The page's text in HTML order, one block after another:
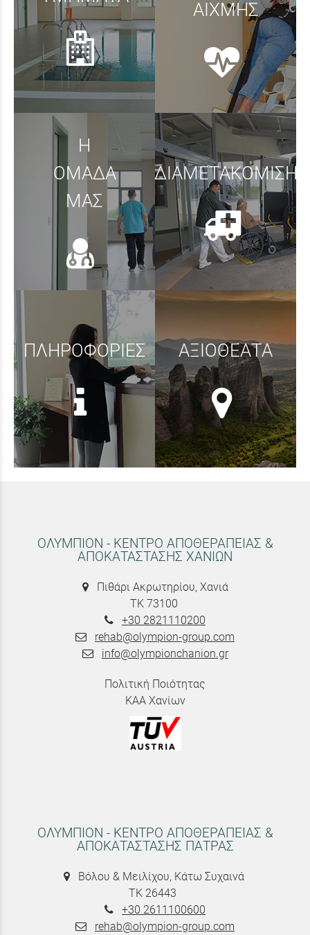
ΑΙΧΜΗΣ
Η
ΟΜΑΔΑ
ΜΑΣ
ΔΙΑΜΕΤΑΚΟΜΙΣΗ
ΠΛΗΡΟΦΟΡΙΕΣ ΑΞΙΟΘΕΑΤΑ
ΟΛΥΜΠΙΟΝ - ΚΕΝΤΡΟ ΑΠΟΘΕΡΑΠΕΙΑΣ &
ΑΠΟΚΑΤΑΣΤΑΣΗΣ ΧΑΝΙΩΝ
Πιθάρι Ακρωτηρίου, Χανιά
ΤΚ 73100
+30 2821110200
rehab@olympion-group.com
info@olympionchanion.gr
Πολιτική Ποιότητας
ΚΑΑ Χανίων
ΟΛΥΜΠΙΟΝ - ΚΕΝΤΡΟ ΑΠΟΘΕΡΑΠΕΙΑΣ &
ΑΠΟΚΑΤΑΣΤΑΣΗΣ ΠΑΤΡΑΣ
Βόλου & Μειλίχου, Κάτω Συχαινά
ΤΚ 26443
+30 2611100600
rehab@olympion-group.com